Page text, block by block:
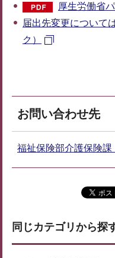
厚生労働省
届出先変更について
ク）
お問い合わせ先
福祉保険部介護保険
同じカテゴリから探